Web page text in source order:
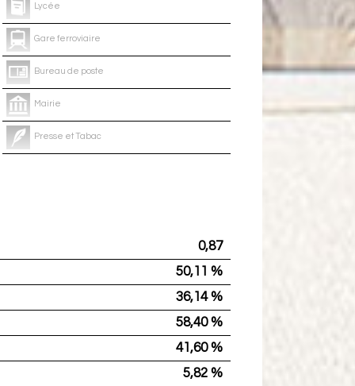
Lycée
Gare ferroviaire
Bureau de poste
Mairie
Presse et Tabac
0,87
50,11 %
36,14 %
58,40 %
41,60 %
5,82 %